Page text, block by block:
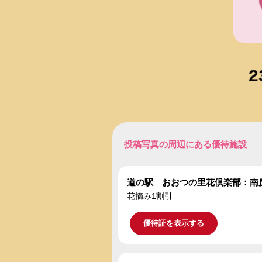
投稿写真の周辺にある優待施設
道の駅 おおつの里花倶楽部：南
花摘み1割引
優待証を表示する